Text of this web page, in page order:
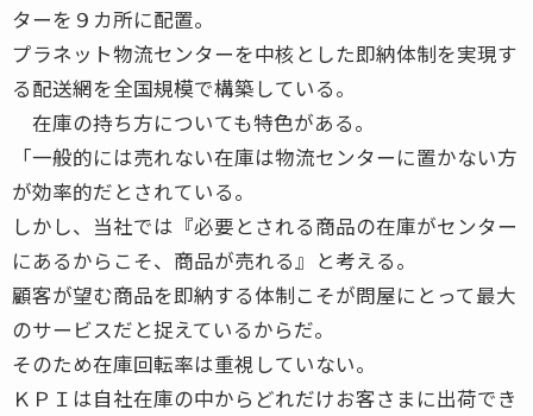
ターを９カ所に配置。
プラネット物流センターを中核とした即納体制を実現す
る配送網を全国規模で構築している。
在庫の持ち方についても特色がある。
「一般的には売れない在庫は物流センターに置かない方
が効率的だとされている。
しかし、当社では『必要とされる商品の在庫がセンター
にあるからこそ、商品が売れる』と考える。
顧客が望む商品を即納する体制こそが問屋にとって最大
のサービスだと捉えているからだ。
そのため在庫回転率は重視していない。
ＫＰＩは自社在庫の中からどれだけお客さまに出荷でき